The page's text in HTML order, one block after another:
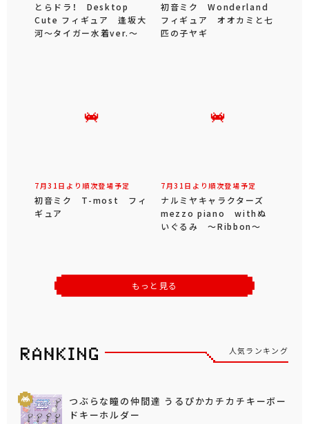
とらドラ！ Desktop
Cute フィギュア 逢坂大
河～タイガー水着ver.～
初音ミク Wonderland
フィギュア オオカミと七
匹の子ヤギ
7月31日より順次登場予定
初音ミク T-most フィ
ギュア
7月31日より順次登場予定
ナルミヤキャラクターズ
mezzo piano withぬ
いぐるみ ～Ribbon～
もっと見る
人気ランキング
つぶらな瞳の仲間達 うるぴかカチカチキーボー
ドキーホルダー